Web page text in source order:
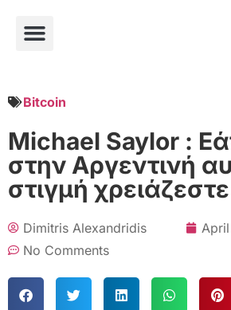
Bitcoin
Michael Saylor :
στην Αργεντινή
στιγμή
Dimitris Alexandridis
No Comments